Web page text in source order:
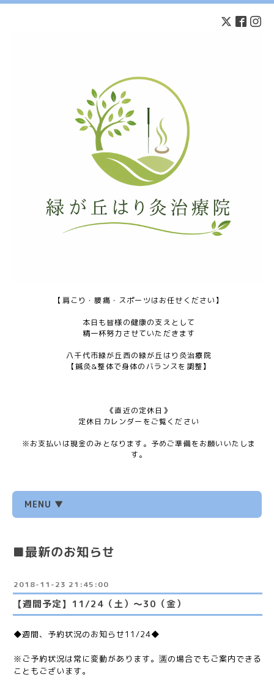
【肩こり・腰痛・スポーツはお任せください】
本日も皆様の健康の支えとして
精一杯努力させていただきます
八千代市緑が丘西の緑が丘はり灸治療院
【鍼灸&整体で身体のバランスを調整】
《直近の定休日》
定休日カレンダーをご覧ください
※お支払いは現金のみとなります。予めご準備をお願いいたしま
す。
MENU ▼
■最新のお知らせ
2018-11-23 21:45:00
【週間予定】11/24（土）〜30（金）
◆週間、予約状況のお知らせ11/24◆
※ご予約状況は常に変動があります。🈵の場合でもご案内できる
こともございます。